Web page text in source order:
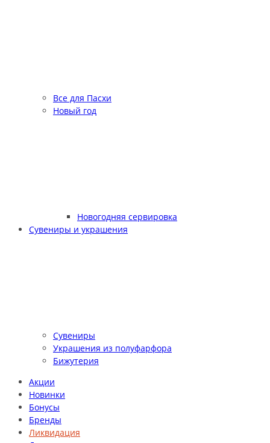
Все для Пасхи
Новый год
Новогодняя сервировка
Сувениры и украшения
Сувениры
Украшения из полуфарфора
Бижутерия
Акции
Новинки
Бонусы
Бренды
Ликвидация